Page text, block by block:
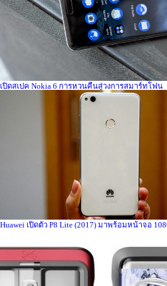
เปิดสเปค Nokia 6 การหวนคืนสู่วงการสมาร์ทโฟน
Huawei เปิดตัว P8 Lite (2017) มาพร้อมหน้าจอ